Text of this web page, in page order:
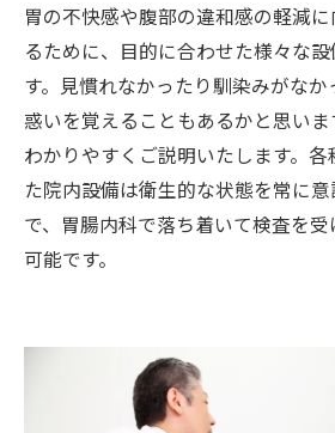
胃の不快感や腹部の違和感の軽減
るために、目的に合わせた様々な
す。見慣れなかったり馴染みがな
惑いを覚えることもあるかと思い
わかりやすくご説明いたします。
た院内設備は衛生的な状態を常に
で、胃腸内科で落ち着いて検査を
可能です。